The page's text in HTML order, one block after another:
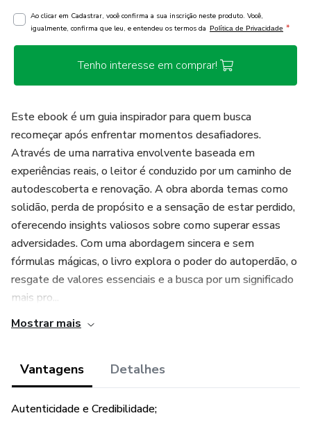
Ao clicar em Cadastrar, você confirma a sua inscrição neste produto. Você,
igualmente, confirma que leu, e entendeu os termos da Política de Privacidade *
Tenho interesse em comprar!
Este ebook é um guia inspirador para quem busca
recomeçar após enfrentar momentos desafiadores.
Através de uma narrativa envolvente baseada em
experiências reais, o leitor é conduzido por um caminho de
autodescoberta e renovação. A obra aborda temas como
solidão, perda de propósito e a sensação de estar perdido,
oferecendo insights valiosos sobre como superar essas
adversidades. Com uma abordagem sincera e sem
fórmulas mágicas, o livro explora o poder do autoperdão, o
resgate de valores essenciais e a busca por um significado
mais pro...
Mostrar mais
Vantagens Detalhes
Autenticidade e Credibilidade;